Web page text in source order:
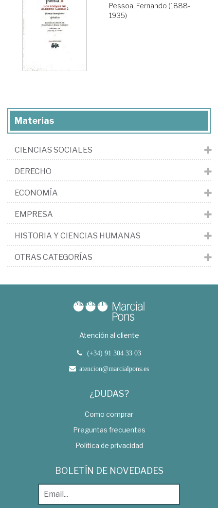
Pessoa, Fernando (1888-
1935)
Materias
CIENCIAS SOCIALES
DERECHO
ECONOMÍA
EMPRESA
HISTORIA Y CIENCIAS HUMANAS
OTRAS CATEGORÍAS
Atención al cliente
(+34) 91 304 33 03
atencion@marcialpons.es
¿DUDAS?
Como comprar
Preguntas frecuentes
Política de privacidad
BOLETÍN DE NOVEDADES